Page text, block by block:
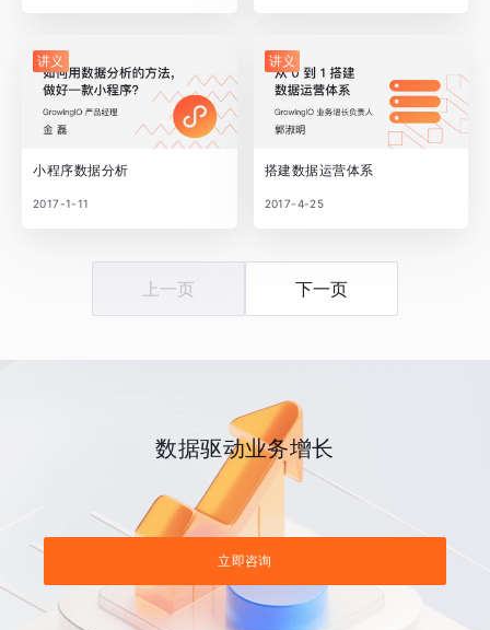
讲义
小程序数据分析
2017-1-11
讲义
搭建数据运营体系
2017-4-25
上一页 下一页
数据驱动业务增长
立即咨询